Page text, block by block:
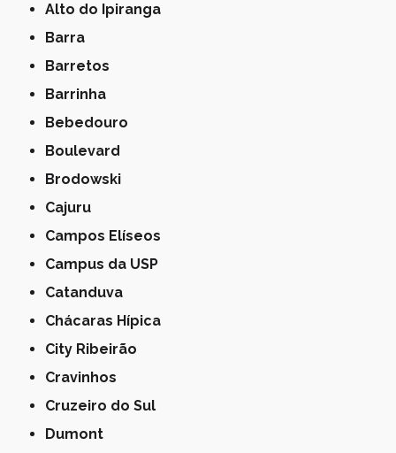
Alto do Ipiranga
Barra
Barretos
Barrinha
Bebedouro
Boulevard
Brodowski
Cajuru
Campos Elíseos
Campus da USP
Catanduva
Chácaras Hípica
City Ribeirão
Cravinhos
Cruzeiro do Sul
Dumont